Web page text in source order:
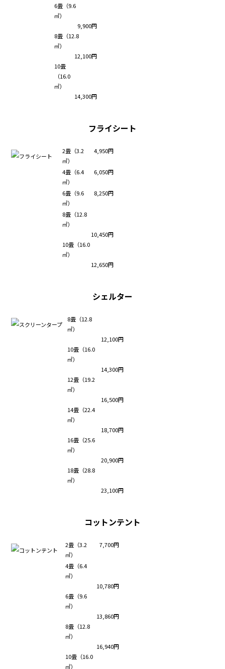
6畳（9.6
㎡）
9,900円
8畳（12.8
㎡）
12,100円
10畳
（16.0
㎡）
14,300円
フライシート
2畳（3.2
㎡）
4,950円
4畳（6.4
㎡）
6,050円
6畳（9.6
㎡）
8,250円
8畳（12.8
㎡）
10,450円
10畳（16.0
㎡）
12,650円
シェルター
8畳（12.8
㎡）
12,100円
10畳（16.0
㎡）
14,300円
12畳（19.2
㎡）
16,500円
14畳（22.4
㎡）
18,700円
16畳（25.6
㎡）
20,900円
18畳（28.8
㎡）
23,100円
コットンテント
2畳（3.2
㎡）
7,700円
4畳（6.4
㎡）
10,780円
6畳（9.6
㎡）
13,860円
8畳（12.8
㎡）
16,940円
10畳（16.0
㎡）